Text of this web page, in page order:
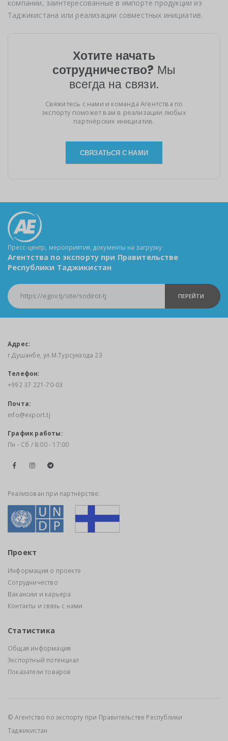
компании, заинтересованные в импорте продукции из
Таджикистана или реализации совместных инициатив.
Хотите начать
сотрудничество? Мы
всегда на связи.
Свяжитесь с нами и команда Агентства по
экспорту поможет вам в реализации любых
партнёрских инициатив.
СВЯЗАТЬСЯ С НАМИ
Пресс-центр, мероприятия, документы на загрузку
Агентства по экспорту при Правительстве
Республики Таджикистан
ПЕРЕЙТИ
Адрес:
г.Душанбе, ул.М.Турсунзода 23
Телефон:
+992 37 221-70-03
Почта:
info@export.tj
График работы:
Пн - Сб / 8:00 - 17:00
Реализован при партнёрстве:
Проект
Информация о проекте
Сотрудничество
Вакансии и карьера
Контакты и связь с нами
Статистика
Общая информация
Экспортный потенциал
Показатели товаров
© Агентство по экспорту при Правительстве Республики
Таджикистан